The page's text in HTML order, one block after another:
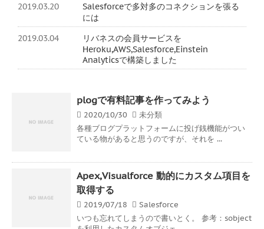
2019.03.20
Salesforceで多対多のコネクションを張る
には
2019.03.04
リバネスの会員サービスを
Heroku,AWS,Salesforce,Einstein
Analyticsで構築しました
plogで有料記事を作ってみよう
2020/10/30
未分類
各種ブログプラットフォームに投げ銭機能がつい
ている物があると思うのですが、それを ...
Apex,Visualforce 動的にカスタム項目を
取得する
2019/07/18
Salesforce
いつも忘れてしまうので書いとく。 参考：sobject